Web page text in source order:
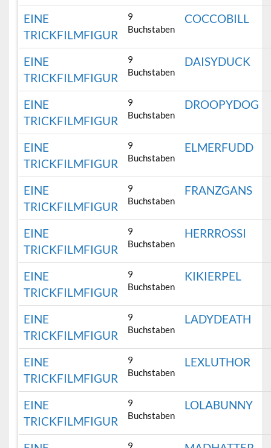
EINE
TRICKFILMFIGUR
9
Buchstaben
COCCOBILL
EINE
TRICKFILMFIGUR
9
Buchstaben
DAISYDUCK
EINE
TRICKFILMFIGUR
9
Buchstaben
DROOPYDOG
EINE
TRICKFILMFIGUR
9
Buchstaben
ELMERFUDD
EINE
TRICKFILMFIGUR
9
Buchstaben
FRANZGANS
EINE
TRICKFILMFIGUR
9
Buchstaben
HERRROSSI
EINE
TRICKFILMFIGUR
9
Buchstaben
KIKIERPEL
EINE
TRICKFILMFIGUR
9
Buchstaben
LADYDEATH
EINE
TRICKFILMFIGUR
9
Buchstaben
LEXLUTHOR
EINE
TRICKFILMFIGUR
9
Buchstaben
LOLABUNNY
9